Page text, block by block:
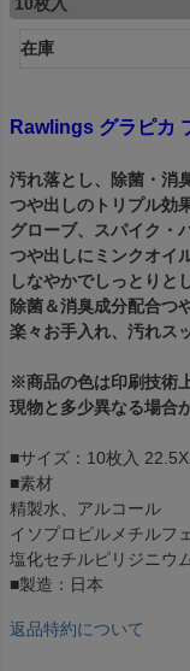
在庫
Rawlings グラピカ
汚れ落とし、除菌・消
つや出しのトリプル効
グローブ、スパイク・
つや出しにミンクオイ
しなやかでしっとりと
除菌＆消臭成分配合つ
楽々お手入れ、汚れス
※商品の色は印刷技術上
現物と多少異なる場合
■サイズ：10枚入
■素材
精製水、アルコール
イソプロピルメチルフ
塩化セチルピリジニウ
■製造：日本
返品特約について